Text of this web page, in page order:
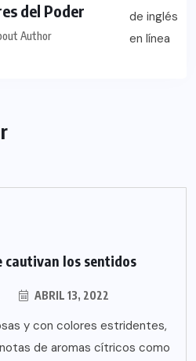
del Poder
Author
los sentidos
ABRIL 13, 2022
y con colores estridentes,
de aromas cítricos como